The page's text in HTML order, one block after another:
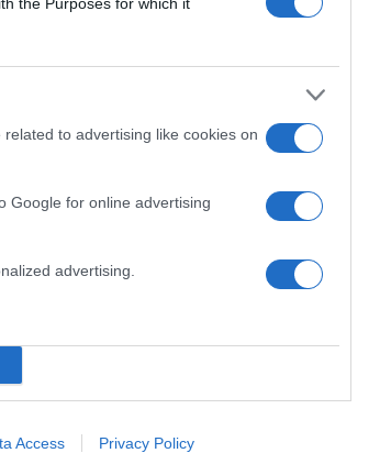
to advertising like cookies on
Google for online advertising
advertising.
Access Privacy Policy
του βρέθηκε καρφωμένο σε μάντρα